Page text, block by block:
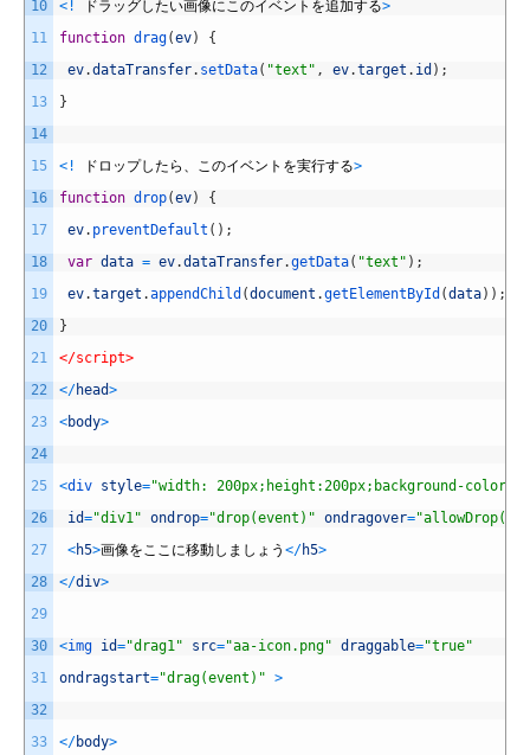
10
11
12
13
14
15
16
17
18
19
20
21
22
23
24
25
26
27
28
29
30
31
32
33
< ! ドラッグしたい画像にこのイベントを追加する>
function drag(ev)
{
ev.dataTransfer. setData( "text" , ev.target . id ) ;
}
< ! ドロップしたら、このイベントを実行する>
function drop(ev)
{
ev. preventDefault ( ) ;
var data = ev.dataTransfer.getData( "text" ) ;
ev.target .appendChild (document .getElementById (data) ) ;
}
</script>
</head>
<body>
<div style="width: 200px;height:200px;background-
id="div1" ondrop="drop(event)" ondragover=
<h5>画像をここに移動しましょう </h5>
</div>
<img id="drag1" src="aa-icon.png" draggable="true"
ondragstart="drag(event)" >
</body>